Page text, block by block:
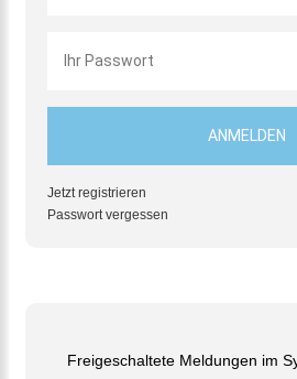
Jetzt registrieren
Passwort vergessen
Freigeschaltete Meldungen im